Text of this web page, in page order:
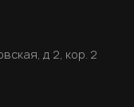
д 2, кор. 2